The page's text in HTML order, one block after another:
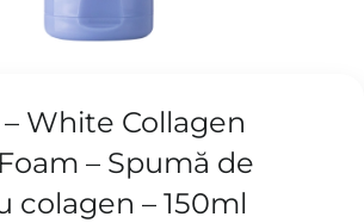
White Collagen
– Spumă de
colagen – 150ml